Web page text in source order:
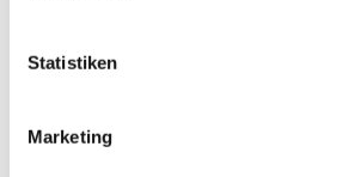
Statistiken
Marketing